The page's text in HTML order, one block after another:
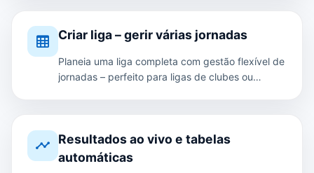
Criar liga – gerir várias jornadas
Planeia uma liga completa com gestão flexível de
jornadas – perfeito para ligas de clubes ou
Resultados ao vivo e tabelas
automáticas